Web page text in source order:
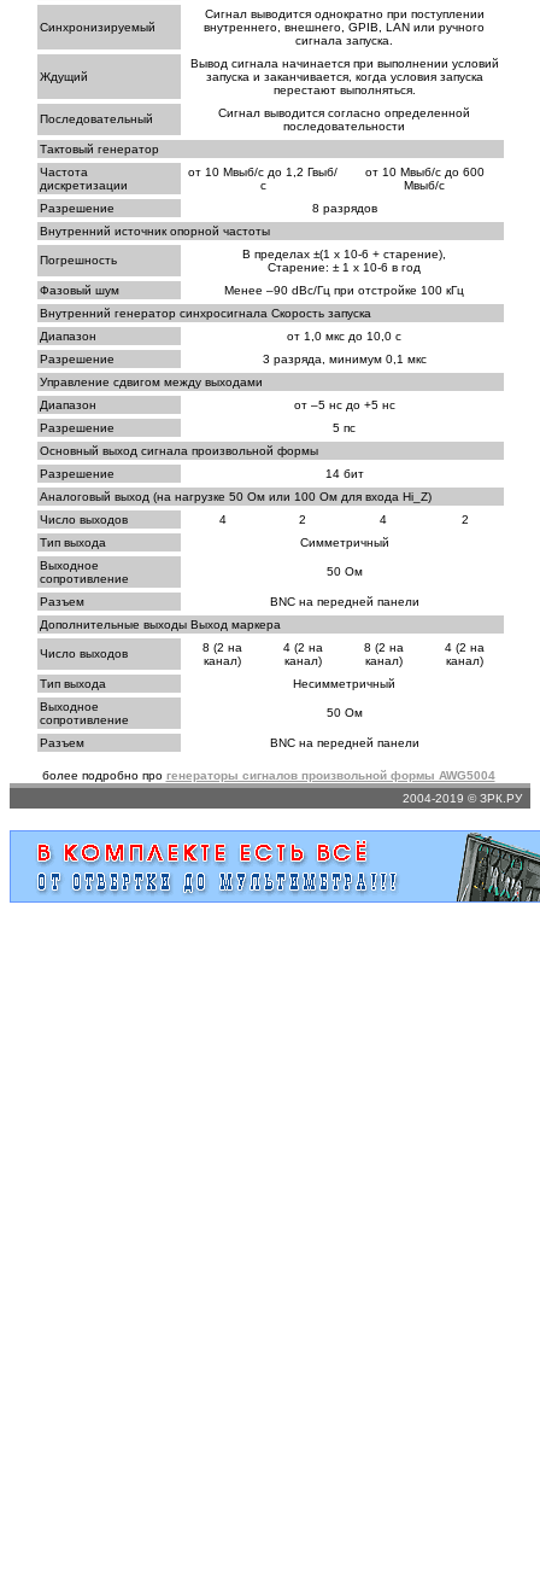
Синхронизируемый
Сигнал выводится однократно при поступлении
внутреннего, внешнего, GPIB, LAN или ручного
сигнала запуска.
Ждущий
Вывод сигнала начинается при выполнении условий
запуска и заканчивается, когда условия запуска
перестают выполняться.
Последовательный
Сигнал выводится согласно определенной
последовательности
Тактовый генератор
Частота
дискретизации
от 10 Мвыб/с до 1,2 Гвыб/
с
от 10 Мвыб/с до 600
Мвыб/с
Разрешение
8 разрядов
Внутренний источник опорной частоты
Погрешность
В пределах ±(1 х 10-6 + старение),
Старение: ± 1 х 10-6 в год
Фазовый шум
Менее –90 dBc/Гц при отстройке 100 кГц
Внутренний генератор синхросигнала Скорость запуска
Диапазон
от 1,0 мкс до 10,0 с
Разрешение
3 разряда, минимум 0,1 мкс
Управление сдвигом между выходами
Диапазон
от –5 нс до +5 нс
Разрешение
5 пс
Основный выход сигнала произвольной формы
Разрешение
14 бит
Аналоговый выход (на нагрузке 50 Ом или 100 Ом для входа Hi_Z)
Число выходов
4 2 4
2
Тип выхода
Симметричный
Выходное
сопротивление
50 Ом
Разъем
BNC на передней панели
Дополнительные выходы Выход маркера
Число выходов
8 (2 на
канал)
4 (2 на
канал)
8 (2 на
канал)
4 (2 на
канал)
Тип выхода
Несимметричный
Выходное
сопротивление
50 Ом
Разъем BNC на передней панели
более подробно про генераторы сигналов произвольной формы AWG5004
2004-2019 © ЗРК.РУ